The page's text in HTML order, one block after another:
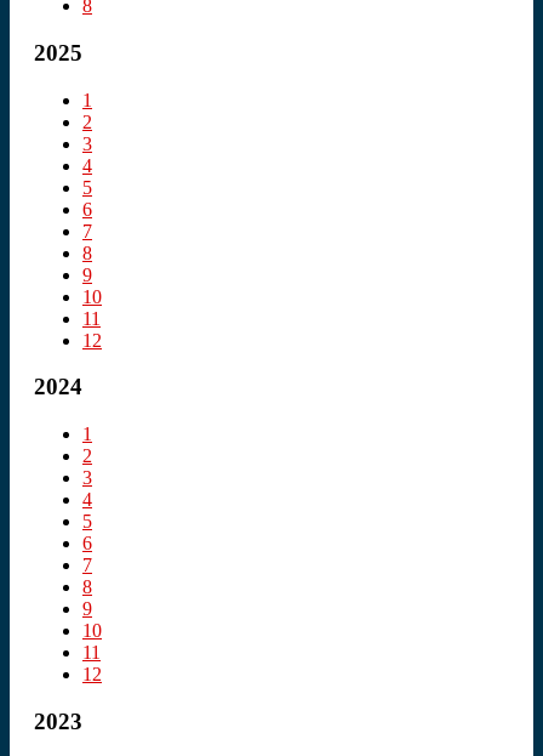
8
2025
1
2
3
4
5
6
7
8
9
10
11
12
2024
1
2
3
4
5
6
7
8
9
10
11
12
2023